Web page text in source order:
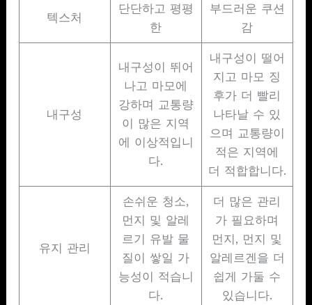
텍스처
단단하고 평평
한
부드러운 쿠션
감
내구성
내구성이 뛰어
나고 마모에
강하며 교통량
이 많은 지역
에 이상적입니
다.
내구성이 떨어
지고 마모 징
후가 더 빨리
나타날 수 있
으며 교통량이
적은 지역에
더 적합합니다.
유지 관리
손쉬운 청소,
먼지 및 알레
르기 유발 물
질이 쌓일 가
능성이 적습니
다.
더 많은 관리
가 필요하며
먼지, 먼지 및
알레르겐을 더
쉽게 가둘 수
있습니다.